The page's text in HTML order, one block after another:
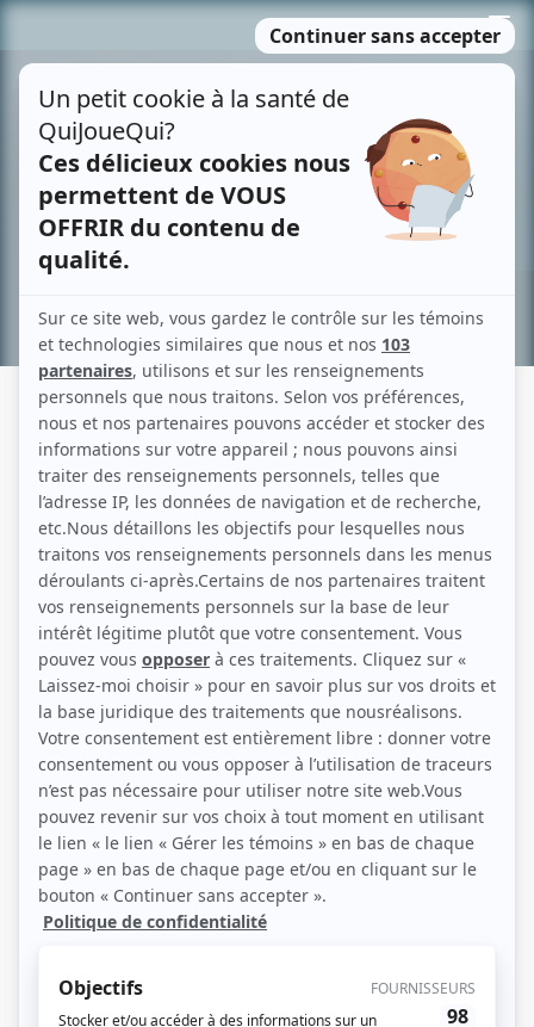
MENU
contenu
Recherche avancée »
DOUX SAUVAGE
Description sommaire de l'histoire
Le drame d'un jeune homme d'origine indienne qui n'arrive pas à s'intégrer au
monde des Blancs. Il étouffe en ville. Il ressent l'appel de la forêt, et pour y
répondre, abandonne tout. Mais dans la forêt, il est aussi devenu un étranger.
(Source: Ici Radio-Canada)
Liens
Fiche deDoux sauvagesur Showbizz.net
Genre
Téléthéâtre ou dramatique
Réalisation
Paul Blouin
Textes
André Major
Société Radio-Canada